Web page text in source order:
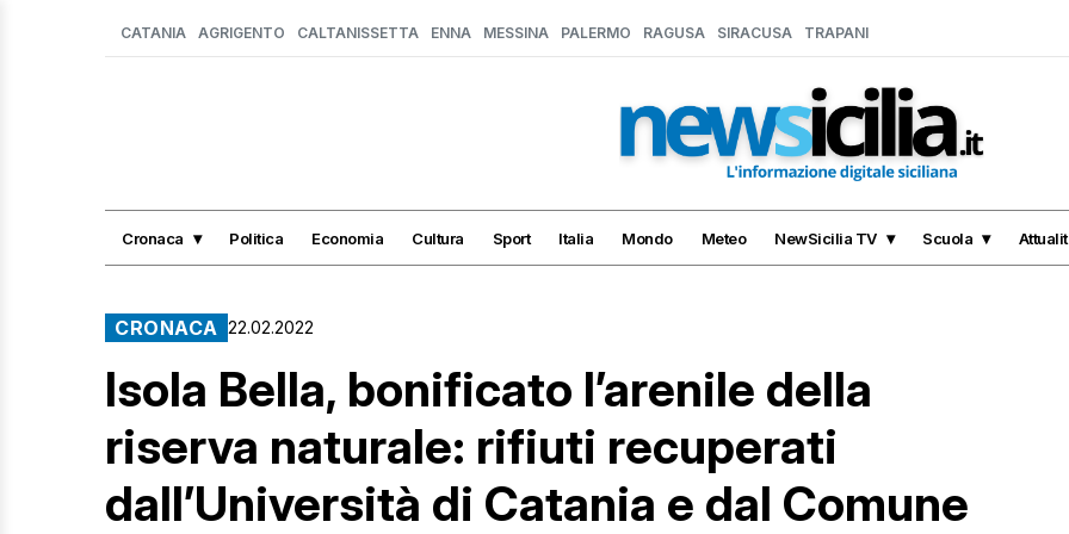
CATANIA AGRIGENTO CALTANISSETTA ENNA MESSINA PALERMO RAGUSA SIRACUSA TRAPANI
Cronaca Politica Economia Cultura Sport Italia Mondo Meteo NewSicilia TV Scuola
CRONACA 22.02.2022
Isola Bella, bonificato l’arenile della
riserva naturale: rifiuti recuperati
dall’Università di Catania e dal Comune